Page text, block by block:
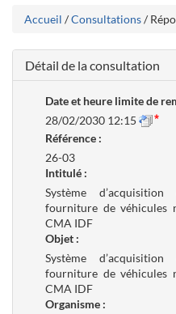
Accueil /Consultations/
Détail de la consultation
Date et heure limite de
28/02/2030 12:15
Référence :
26-03
Intitulé :
Système
fourniture de véhicules
CMA IDF
Objet :
Système
fourniture de véhicules
CMA IDF
Organisme :